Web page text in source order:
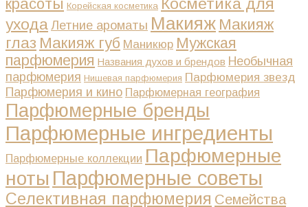
красоты Корейская косметика Косметика для
уходаЛетние ароматы Макияж Макияж
глаз Макияж губ Маникюр Мужская
парфюмерия Названия духов и брендов Необычная
парфюмерия Нишевая парфюмерия Парфюмерия звезд
Парфюмерия и кино Парфюмерная география
Парфюмерные бренды
Парфюмерные ингредиенты
Парфюмерные коллекции Парфюмерные
ноты Парфюмерные советы
Селективная парфюмерия Семейства